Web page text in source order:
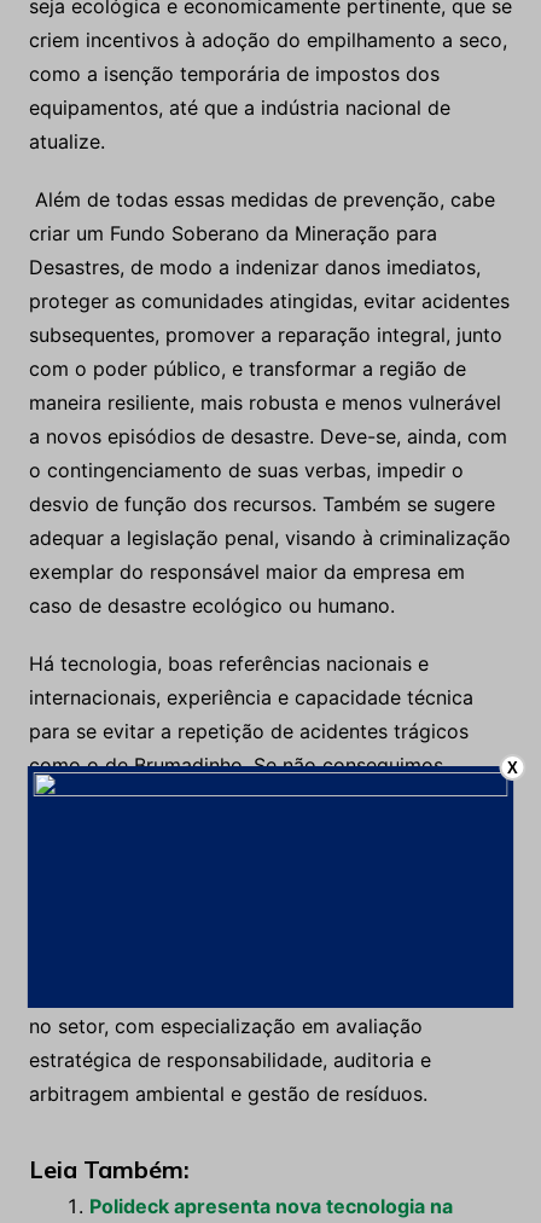
seja ecológica e economicamente pertinente, que se
criem incentivos à adoção do empilhamento a seco,
como a isenção temporária de impostos dos
equipamentos, até que a indústria nacional de
atualize.
Além de todas essas medidas de prevenção, cabe
criar um Fundo Soberano da Mineração para
Desastres, de modo a indenizar danos imediatos,
proteger as comunidades atingidas, evitar acidentes
subsequentes, promover a reparação integral, junto
com o poder público, e transformar a região de
maneira resiliente, mais robusta e menos vulnerável
a novos episódios de desastre. Deve-se, ainda, com
o contingenciamento de suas verbas, impedir o
desvio de função dos recursos. Também se sugere
adequar a legislação penal, visando à criminalização
exemplar do responsável maior da empresa em
caso de desastre ecológico ou humano.
Há tecnologia, boas referências nacionais e
internacionais, experiência e capacidade técnica
para se evitar a repetição de acidentes trágicos
como o de Brumadinho. Se não conseguimos
corrigir o passado, pelo menos poderemos mudar o
no setor, com especialização em avaliação
estratégica de responsabilidade, auditoria e
arbitragem ambiental e gestão de resíduos.
Leia Também:
Polideck apresenta nova tecnologia na
X